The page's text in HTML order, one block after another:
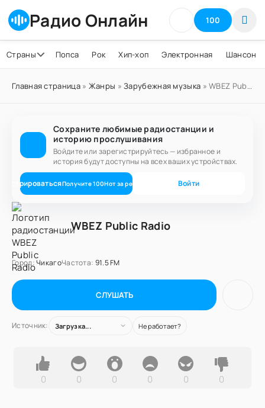
Радио Онлайн 100
Страны Попса Рок Хип-хоп Электронная Шансон
Главная страница» Жанры »Зарубежная музыка » WBEZ Public Radio
Сохраните любимые радиостанции и
историю прослушивания
Войдите или зарегистрируйтесь — избранное и
история будут доступны на всех ваших устройствах.
Получите100Нот за регистрацию Войти
WBEZ Public Radio
Город:ЧикагоЧастота: 91.5 FM
СЛУШАТЬ
Источник: Загрузка... Не работает?
0 0 0 0 0 0